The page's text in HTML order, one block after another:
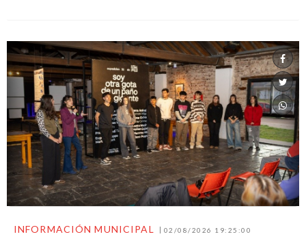
INFORMACIÓN MUNICIPAL 02/08/2026 19:25:00